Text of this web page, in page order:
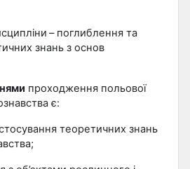
– поглиблення та
знань з основ
проходження польової
є:
теоретичних знань